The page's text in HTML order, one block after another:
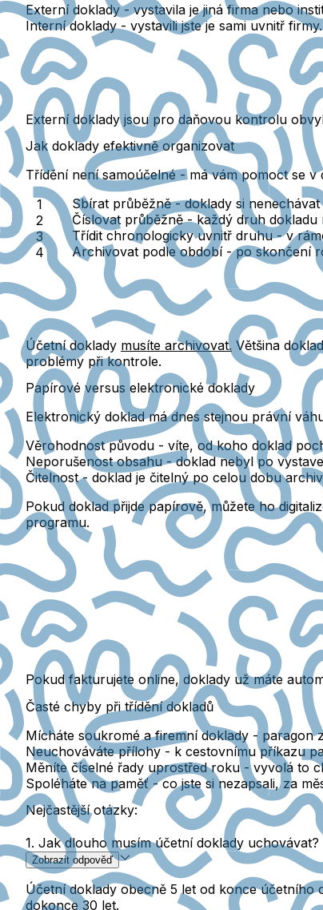
Externí doklady- vystavila je jiná firma nebo
Interní doklady- vystavili jste je sami uvnitř firmy.
Externí doklady jsou pro daňovou kontrolu
Jak doklady efektivně organizovat
Třídění není samoúčelné - má vám pomoct se
Sbírat průběžně- doklady si
Číslovat průběžně- každý druh dokladu
Třídit chronologicky uvnitř druhu- v
Archivovat podle období- po skončení
Účetní doklady musíte archivovat. Většina
problémy při kontrole.
Papírové versus elektronické doklady
Elektronický doklad má dnes stejnou právní
Věrohodnost původu - víte, od koho doklad
Neporušenost obsahu- doklad nebyl po
Čitelnost- doklad je čitelný po celou dobu
Pokud doklad přijde papírově, můžete ho
programu.
Pokud fakturujete online, doklady už máte
Časté chyby při třídění dokladů
Mícháte soukromé a firemní doklady - paragon
Neuchováváte přílohy- k cestovnímu příkazu
Měníte číselné řady uprostřed roku- vyvolá to
Spoléháte na paměť - co jste si nezapsali, za
Nejčastější otázky:
1. Jak dlouho musím účetní doklady uchovávat?
Zobrazit odpověď
Účetní doklady obecně 5 let od konce účetního
dokonce 30 let.